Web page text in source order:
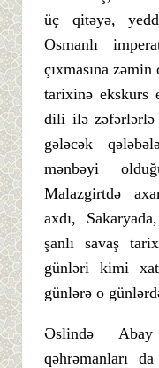
üç qitəyə,
Osmanlı
çıxmasına
tarixinə ekskurs
dili ilə zəfərlərlə
gələcək
mənbəyi
Malazgirtdə
axdı,
şanlı savaş
günləri kimi
günlərə o
Əslində
qəhrəmanları